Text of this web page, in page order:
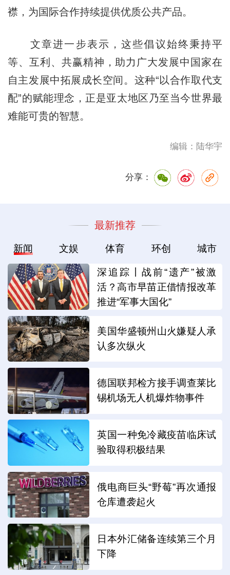
襟，为国际合作持续提供优质公共产品。
文章进一步表示，这些倡议始终秉持平
等、互利、共赢精神，助力广大发展中国家在
自主发展中拓展成长空间。这种“以合作取代支
配”的赋能理念，正是亚太地区乃至当今世界最
难能可贵的智慧。
编辑：陆华宇
分享：
最新推荐
新闻 文娱 体育 环创 城市
深追踪丨战前“遗产”被激
活？高市早苗正借情报改革
推进“军事大国化”
美国华盛顿州山火嫌疑人承
认多次纵火
德国联邦检方接手调查莱比
锡机场无人机爆炸物事件
英国一种免冷藏疫苗临床试
验取得积极结果
俄电商巨头“野莓”再次通报
仓库遭袭起火
日本外汇储备连续第三个月
下降